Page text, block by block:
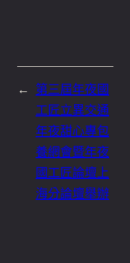
← 第三屆年夜國
工匠立異交通
年夜甜心專包
養網會暨年夜
國工匠論壇上
海分論壇舉辦